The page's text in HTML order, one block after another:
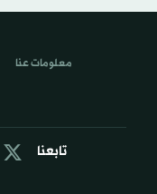
تابعنا
معلومات عنا